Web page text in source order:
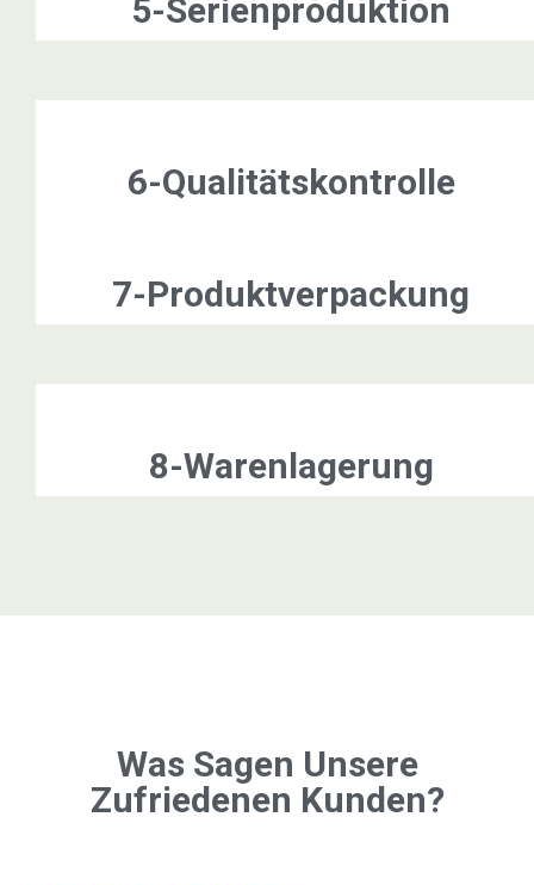
5-Serienproduktion
6-Qualitätskontrolle
7-Produktverpackung
8-Warenlagerung
Was Sagen Unsere
Zufriedenen Kunden?